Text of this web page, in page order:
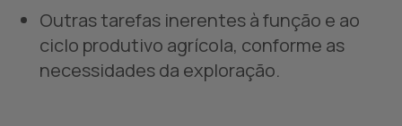
Outras tarefas inerentes à função e ao
ciclo produtivo agrícola, conforme as
necessidades da exploração.